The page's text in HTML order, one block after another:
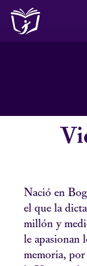
Nació en
el que la
millón y
le apasionan
memoria,